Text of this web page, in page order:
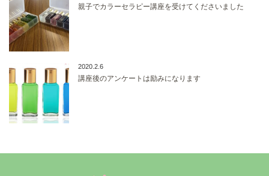
親子でカラーセラピー講座を受けてくださいました
2020.2.6
講座後のアンケートは励みになります